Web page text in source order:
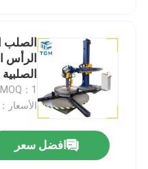
الصلب
الرأس
الصلبية
MOQ：1 مجموعة
الأسعار：USD 9000-5000 Dollar per set
افضل سعر